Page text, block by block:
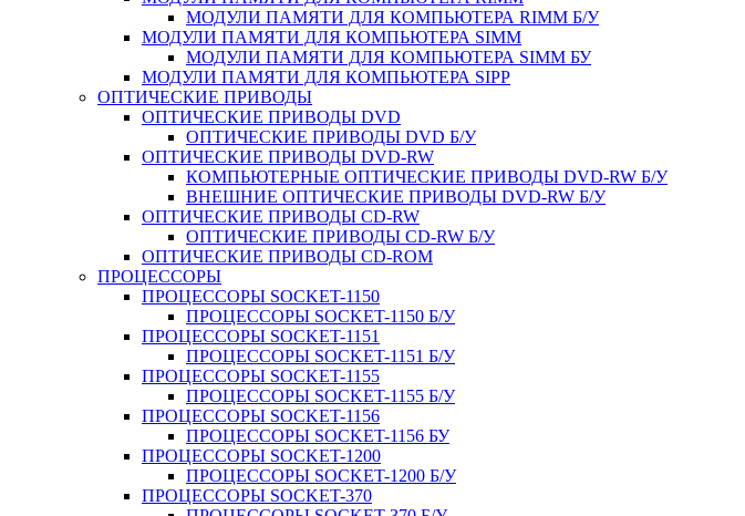
МОДУЛИ ПАМЯТИ ДЛЯ КОМПЬЮТЕРА RIMM Б/У
МОДУЛИ ПАМЯТИ ДЛЯ КОМПЬЮТЕРА SIMM
МОДУЛИ ПАМЯТИ ДЛЯ КОМПЬЮТЕРА SIMM БУ
МОДУЛИ ПАМЯТИ ДЛЯ КОМПЬЮТЕРА SIPP
ОПТИЧЕСКИЕ ПРИВОДЫ
ОПТИЧЕСКИЕ ПРИВОДЫ DVD
ОПТИЧЕСКИЕ ПРИВОДЫ DVD Б/У
ОПТИЧЕСКИЕ ПРИВОДЫ DVD-RW
КОМПЬЮТЕРНЫЕ ОПТИЧЕСКИЕ ПРИВОДЫ DVD-RW Б/У
ВНЕШНИЕ ОПТИЧЕСКИЕ ПРИВОДЫ DVD-RW Б/У
ОПТИЧЕСКИЕ ПРИВОДЫ CD-RW
ОПТИЧЕСКИЕ ПРИВОДЫ CD-RW Б/У
ОПТИЧЕСКИЕ ПРИВОДЫ CD-ROM
ПРОЦЕССОРЫ
ПРОЦЕССОРЫ SOCKET-1150
ПРОЦЕССОРЫ SOCKET-1150 Б/У
ПРОЦЕССОРЫ SOCKET-1151
ПРОЦЕССОРЫ SOCKET-1151 Б/У
ПРОЦЕССОРЫ SOCKET-1155
ПРОЦЕССОРЫ SOCKET-1155 Б/У
ПРОЦЕССОРЫ SOCKET-1156
ПРОЦЕССОРЫ SOCKET-1156 БУ
ПРОЦЕССОРЫ SOCKET-1200
ПРОЦЕССОРЫ SOCKET-1200 Б/У
ПРОЦЕССОРЫ SOCKET-370